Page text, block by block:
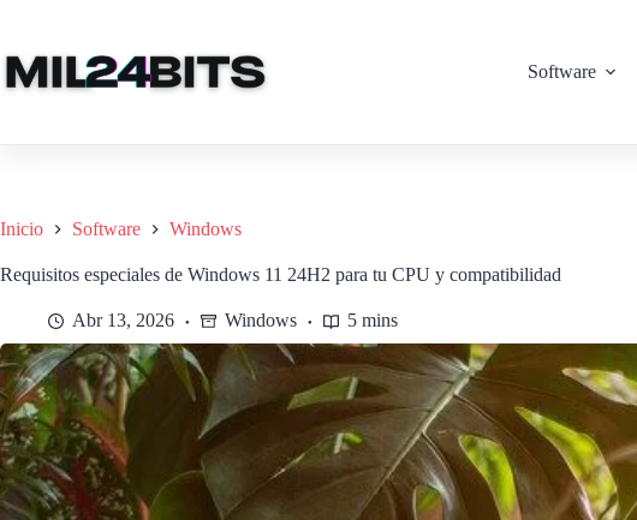
contenido
Software
Inicio Software Windows
Requisitos especiales de Windows 11 24H2 para tu CPU y compatibilidad
Abr 13, 2026 Windows 5 mins